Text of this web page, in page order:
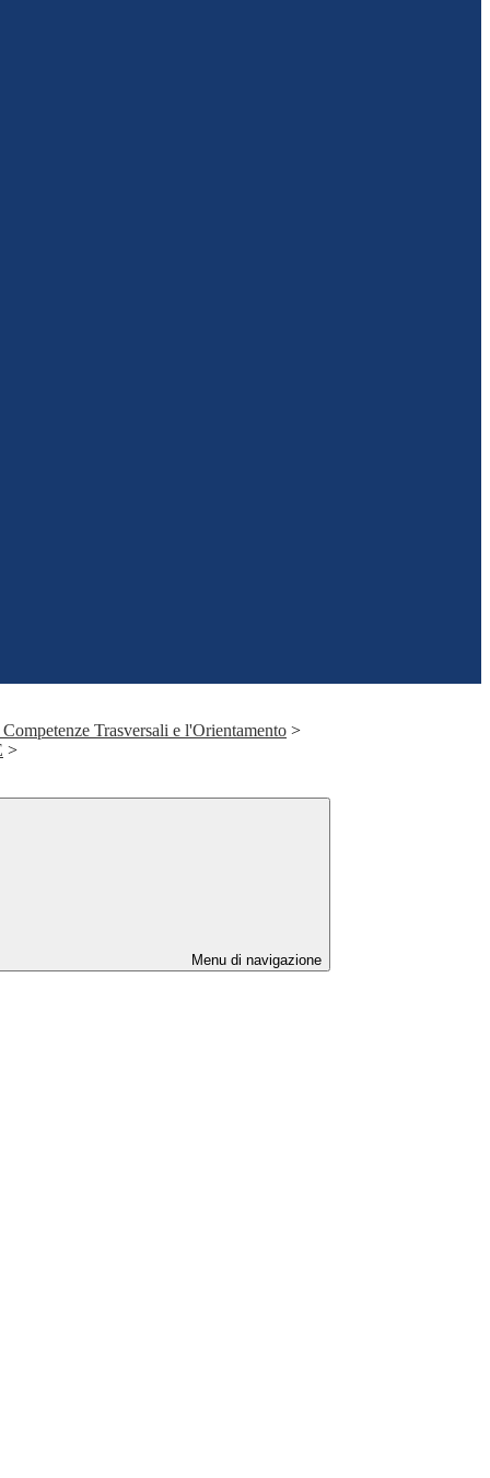
Trasversali e l'Orientamento >
>
Menu di navigazione